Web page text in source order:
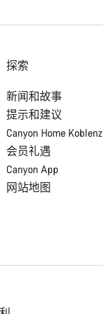
探索
新闻和故事
提示和建议
Canyon Home Koblenz
会员礼遇
Canyon App
网站地图